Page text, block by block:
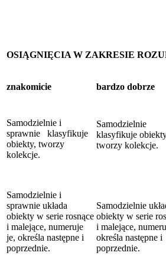
OSIĄGNIĘCIA W ZAKRESIE
znakomicie bardzo dobrze
Samodzielnie i
sprawnie klasyfikuje
obiekty, tworzy
kolekcje.
Samodzielnie i
sprawnie układa
obiekty w serie rosnące
i malejące, numeruje
je, określa następne i
poprzednie.
Samodzielnie
klasyfikuje
tworzy kolekcje.
Samodzielnie
obiekty w serie
i malejące,
określa następne i
poprzednie.